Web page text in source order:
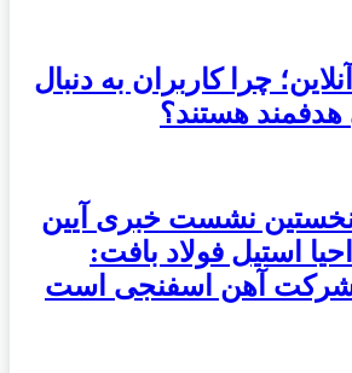
چرا کاربران به دنبال
هستند؟
نخستین نشست خبری آیین
استیل فولاد بافت:
آهن اسفنجی است